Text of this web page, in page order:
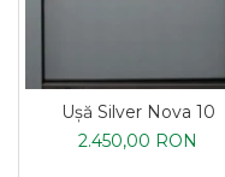
Ușă Silver Nova 10
2.450,00 RON